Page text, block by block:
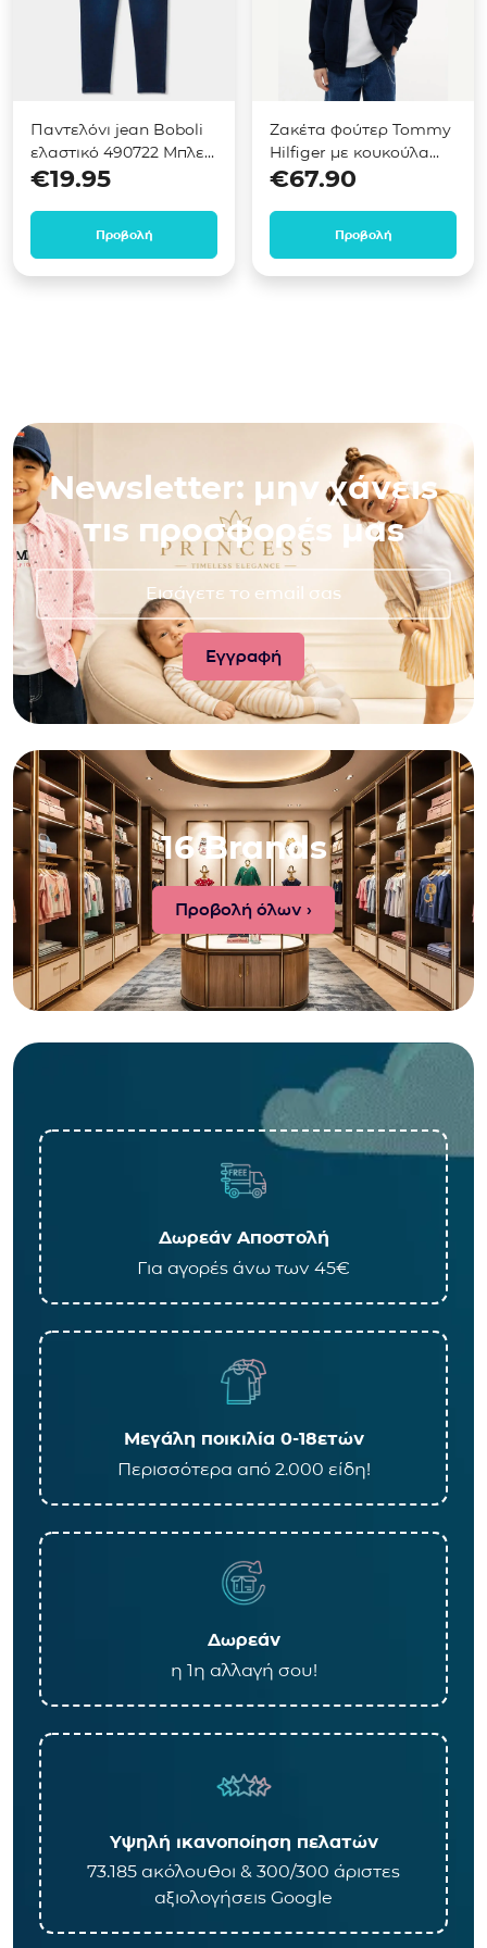
Παντελόνι jean Boboli
ελαστικό 490722 Μπλε
σκούρο
€19.95
Προβολή
Ζακέτα φούτερ Tommy
Hilfiger με κουκούλα
Μπλε KB0KB10553
€67.90
Προβολή
Newsletter: μην χάνεις
τις προσφορές μας
16 Brands
Προβολή όλων ›
Δωρεάν Αποστολή
Για αγορές άνω των 45€
Μεγάλη ποικιλία 0-18ετών
Περισσότερα από 2.000 είδη!
Δωρεάν
η 1η αλλαγή σου!
Υψηλή ικανοποίηση πελατών
73.185 ακόλουθοι & 300/300 άριστες
αξιολογήσεις Google